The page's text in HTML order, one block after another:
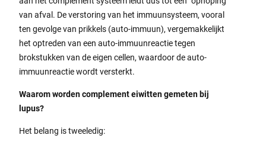
van afval. De verstoring van het immuunsysteem, vooral
ten gevolge van prikkels (auto-immuun), vergemakkelijkt
het optreden van een auto-immuunreactie tegen
brokstukken van de eigen cellen, waardoor de auto-
immuunreactie wordt versterkt.
Waarom worden complement eiwitten gemeten bij
lupus?
Het belang is tweeledig: